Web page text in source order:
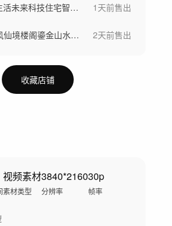
智能家居智能生活未来科技住宅智慧社区 1天前售出
8k宽屏国潮古风仙境楼阁鎏金山水仙鹤背景 2天前售出
收藏店铺
视频素材
素材类型
3840*2160
分辨率
30p
帧率